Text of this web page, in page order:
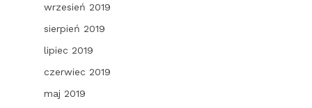
wrzesień 2019
sierpień 2019
lipiec 2019
czerwiec 2019
maj 2019